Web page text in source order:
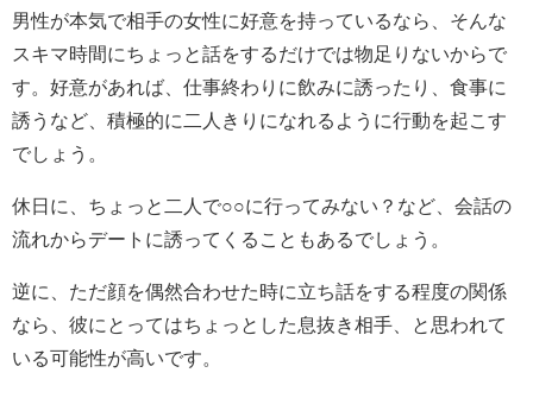
男性が本気で相手の女性に好意を持っているなら、そんな
スキマ時間にちょっと話をするだけでは物足りないからで
す。好意があれば、仕事終わりに飲みに誘ったり、食事に
誘うなど、積極的に二人きりになれるように行動を起こす
でしょう。
休日に、ちょっと二人で○○に行ってみない？など、会話の
流れからデートに誘ってくることもあるでしょう。
逆に、ただ顔を偶然合わせた時に立ち話をする程度の関係
なら、彼にとってはちょっとした息抜き相手、と思われて
いる可能性が高いです。